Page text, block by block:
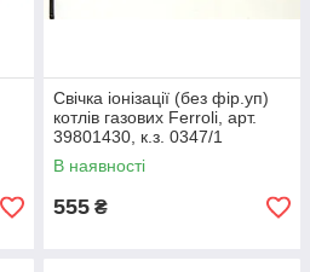
Свічка іонізації (без фір.уп)
котлів газових Ferroli, арт.
39801430, к.з. 0347/1
В наявності
555 ₴